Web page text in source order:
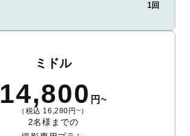
1回
ミドル
14,800 円~
（税込 16,280円~）
2名様までの